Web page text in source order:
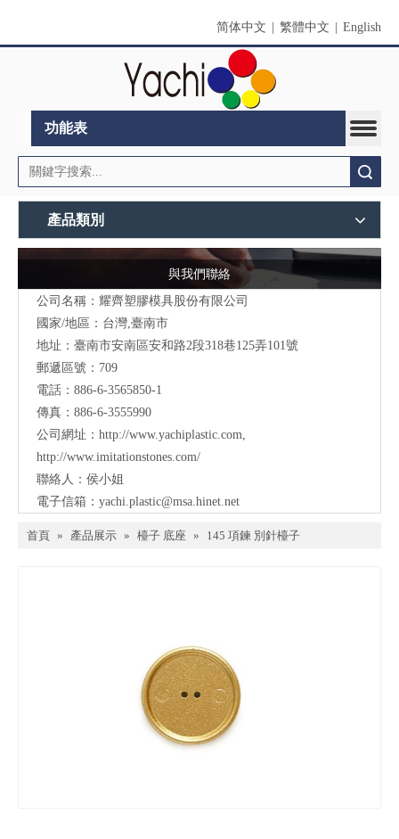
简体中文 繁體中文 English
功能表
產品類別
與我們聯絡
公司名稱：耀齊塑膠模具股份有限公司
國家/地區：台灣,臺南市
地址：臺南市安南區安和路2段318巷125弄101號
郵遞區號：709
電話：886-6-3565850-1
傳真：886-6-3555990
公司網址： http://www.yachiplastic.com
http://www.imitationstones.com/
聯絡人：侯小姐
電子信箱： yachi.plastic@msa.hinet.net
首頁 » 產品展示 » 檯子 底座 » 145 項鍊 別針檯子